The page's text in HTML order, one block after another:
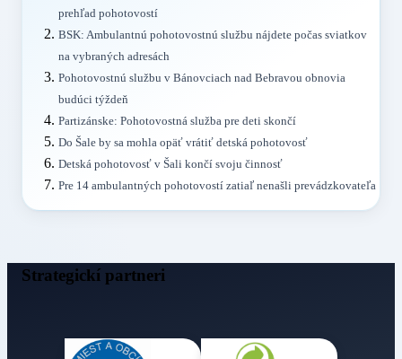
prehľad pohotovostí
BSK: Ambulantnú pohotovostnú službu nájdete počas sviatkov
na vybraných adresách
Pohotovostnú službu v Bánovciach nad Bebravou obnovia
budúci týždeň
Partizánske: Pohotovostná služba pre deti skončí
Do Šale by sa mohla opäť vrátiť detská pohotovosť
Detská pohotovosť v Šali končí svoju činnosť
Pre 14 ambulantných pohotovostí zatiaľ nenašli prevádzkovateľa
Strategickí partneri